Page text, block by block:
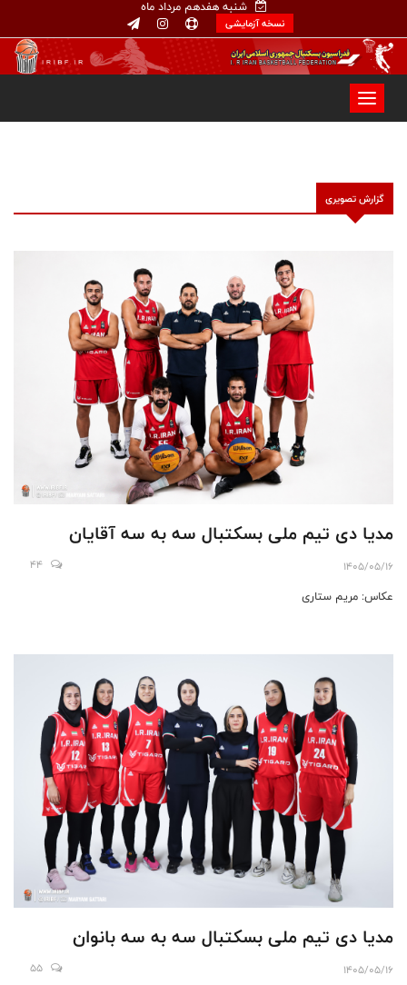
شنبه هفدهم مرداد ماه
نسخه آزمایشی
گزارش تصویری
مدیا دی تیم ملی بسکتبال سه به سه آقایان
1405/05/16
44
عکاس: مریم ستاری
مدیا دی تیم ملی بسکتبال سه به سه بانوان
1405/05/16
55